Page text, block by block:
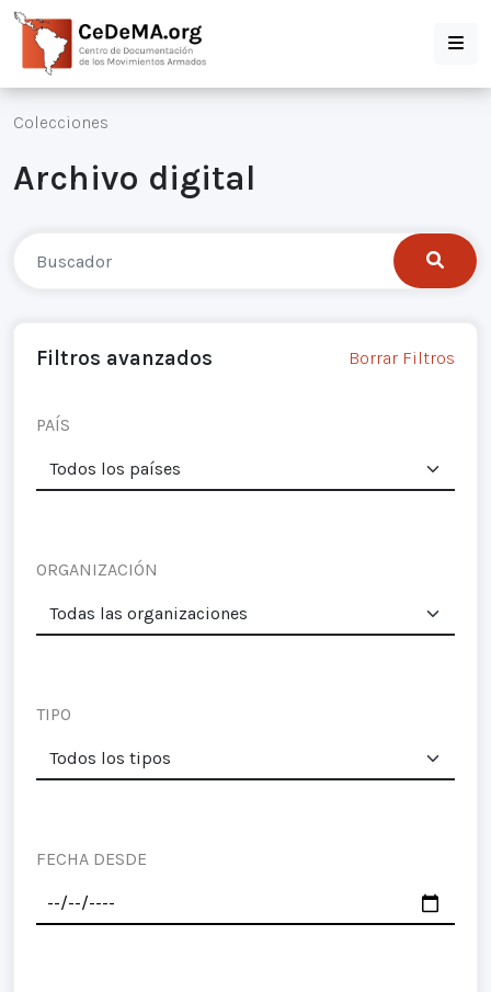
Colecciones
Archivo digital
Filtros avanzados Borrar Filtros
PAÍS
ORGANIZACIÓN
TIPO
FECHA DESDE